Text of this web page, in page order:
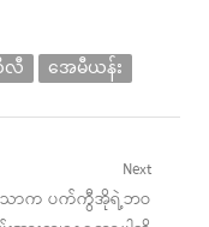
လီ အေမီယန်း
Next
သာက ပက်ကွီအိုရဲ့ဘဝ